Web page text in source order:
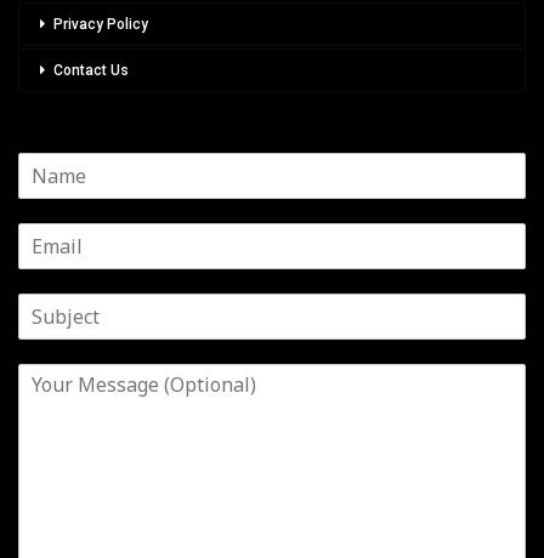
Privacy Policy
Contact Us